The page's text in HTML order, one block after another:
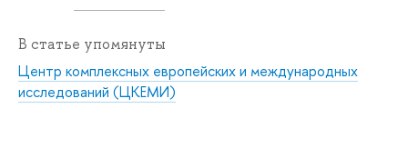
В статье упомянуты
Центр комплексных европейских и международных
исследований (ЦКЕМИ)